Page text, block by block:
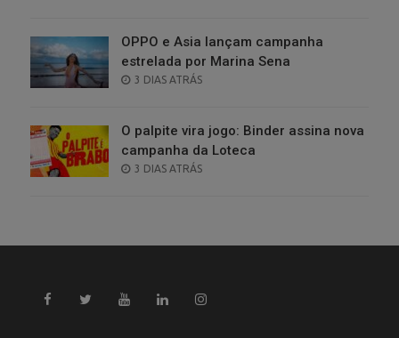
OPPO e Asia lançam campanha
estrelada por Marina Sena
POSTED
3 DIAS ATRÁS
O palpite vira jogo: Binder assina nova
campanha da Loteca
POSTED
3 DIAS ATRÁS